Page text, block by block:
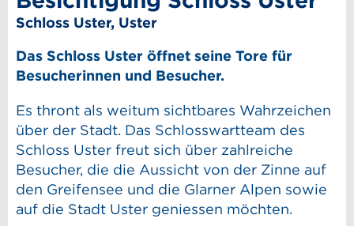
Schloss Uster, Uster
Das Schloss Uster öffnet seine Tore für
Besucherinnen und Besucher.
Es thront als weitum sichtbares Wahrzeichen
über der Stadt. Das Schlosswartteam des
Schloss Uster freut sich über zahlreiche
Besucher, die die Aussicht von der Zinne auf
den Greifensee und die Glarner Alpen sowie
auf die Stadt Uster geniessen möchten.